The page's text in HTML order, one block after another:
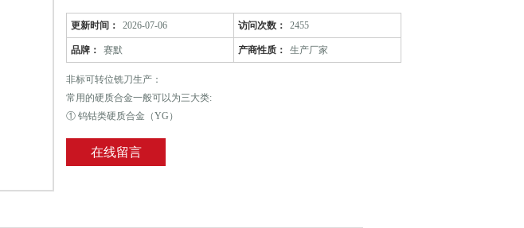
更新时间： 2026-07-06 访问次数： 2455
品牌： 赛默 产商性质： 生产厂家
非标可转位铣刀生产：
常用的硬质合金一般可以为三大类:
① 钨钴类硬质合金（YG）
愈好，愈耐冲击和振动，但会降低硬度和耐磨性。因此，该合金适用于切削铸铁
在线留言